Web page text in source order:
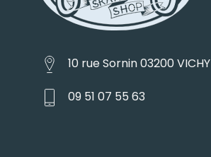
10 rue Sornin 03200 VICHY
09 51 07 55 63